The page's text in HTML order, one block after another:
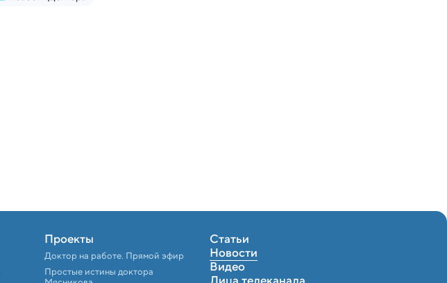
Проекты
Доктор на работе. Прямой эфир
Простые истины доктора
Статьи
Новости
Видео